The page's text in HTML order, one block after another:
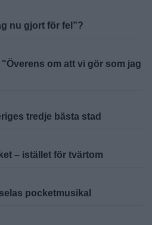
nu gjort för fel”?
om att vi gör som jag
tredje bästa stad
– istället för tvärtom
pocketmusikal